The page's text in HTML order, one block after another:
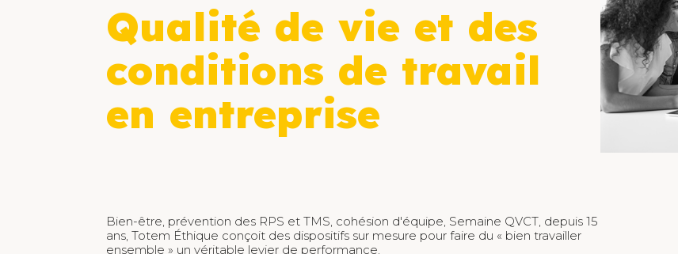
Qualité de vie et des
conditions de travail
en entreprise
Bien-être, prévention des RPS et TMS, cohésion d'équipe, Semaine QVCT, depuis 15
ans, Totem Éthique conçoit des dispositifs sur mesure pour faire du « bien travailler
ensemble » un véritable levier de performance.